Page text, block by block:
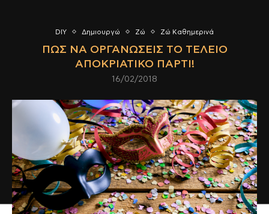
DIY Δημιουργώ Ζώ Ζώ Καθημερινά
ΠΏΣ ΝΑ ΟΡΓΑΝΏΣΕΙΣ ΤΟ ΤΈΛΕΙΟ
ΑΠΟΚΡΙΆΤΙΚΟ ΠΆΡΤΙ!
16/02/2018